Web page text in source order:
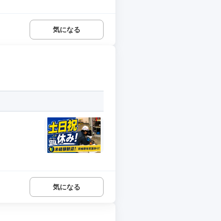
気になる
気になる